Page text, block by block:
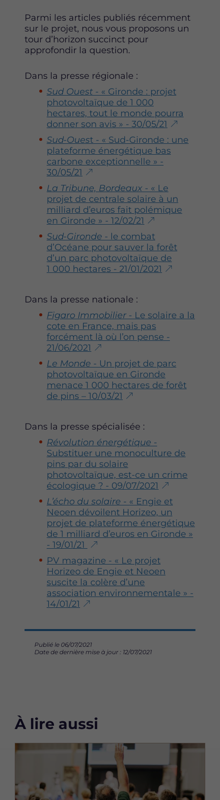
g
e
s
a
c
e
b
o
o
k
g
e
w
i
t
t
e
r
g
Parmi les articles publiés récemment
sur le projet, nous vous proposons un
tour d’horizon succinct pour
approfondir la question.
Dans la presse régionale :
Sud Ouest - « Gironde : projet
photovoltaïque de 1 000
hectares, tout le monde pourra
donner son avis » - 30/05/21
Sud-Ouest - « Sud-Gironde : une
plateforme énergétique bas
carbone exceptionnelle » -
30/05/21
La Tribune, Bordeaux - « Le
projet de centrale solaire à un
milliard d’euros fait polémique
en Gironde » - 12/02/21
Sud-Gironde - le combat
d’Océane pour sauver la forêt
d’un parc photovoltaïque de
1 000 hectares - 21/01/2021
Dans la presse nationale :
Figaro Immobilier - Le solaire a la
cote en France, mais pas
forcément là où l’on pense -
21/06/2021
Le Monde - Un projet de parc
photovoltaïque en Gironde
menace 1 000 hectares de forêt
de pins – 10/03/21
Dans la presse spécialisée :
Révolution énergétique -
Substituer une monoculture de
pins par du solaire
photovoltaïque, est-ce un crime
écologique ? - 09/07/2021
L’écho du solaire - « Engie et
Neoen dévoilent Horizeo, un
projet de plateforme énergétique
de 1 milliard d’euros en Gironde »
- 19/01/21
PV magazine - « Le projet
Horizeo de Engie et Neoen
suscite la colère d’une
association environnementale » -
14/01/21
Publié le 06/07/2021
Date de dernière mise à jour : 12/07/2021
À lire aussi
Image